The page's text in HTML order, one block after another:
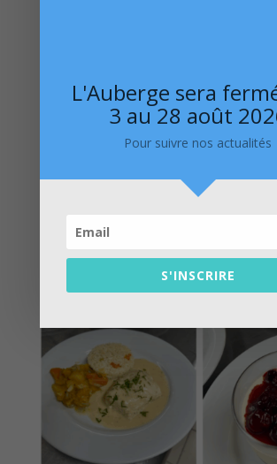
L'Auberge sera
3 au 28 août
Pour suivre nos actualités
S'INSCRIRE